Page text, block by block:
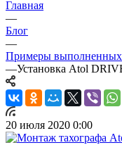
Главная
—
Блог
—
Примеры выполненных
—Установка Atol
20 июля 2020 0:00